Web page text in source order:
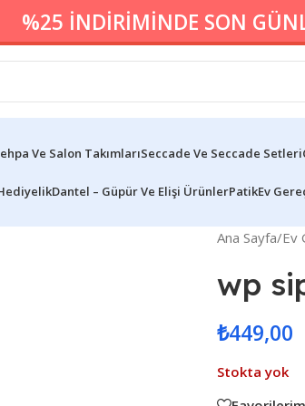
%25 İNDİRİMİNDE SON
Ve Salon TakımlarıSeccade Ve Seccade Setleri
Dantel – Güpür Ve Elişi ÜrünlerPatikEv
Ana Sayfa/Ev
wp
₺449,00
Stokta yok